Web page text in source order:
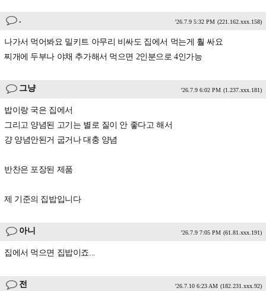
. '26.7.9 5:32 PM (221.162.xxx.158)
나가서 먹어봐요 밀키트 아무리 비싸도 집에서 먹는게 훨 싸요
찌개에 두부나 야채 추가해서 먹으면 2인분으로 4인가능
그냥 '26.7.9 6:02 PM (1.237.xxx.181)
밥이랑 국은 집에서
그리고 양념된 고기는 별로 질이 안 좋다고 해서
걍 양념안된거 굽거나 대충 양념
반찬은 포장된 제품
제 기준의 집밥입니다
아니 '26.7.9 7:05 PM (61.81.xxx.191)
집에서 먹으면 집밥이죠...
전 '26.7.10 6:23 AM (182.231.xxx.92)